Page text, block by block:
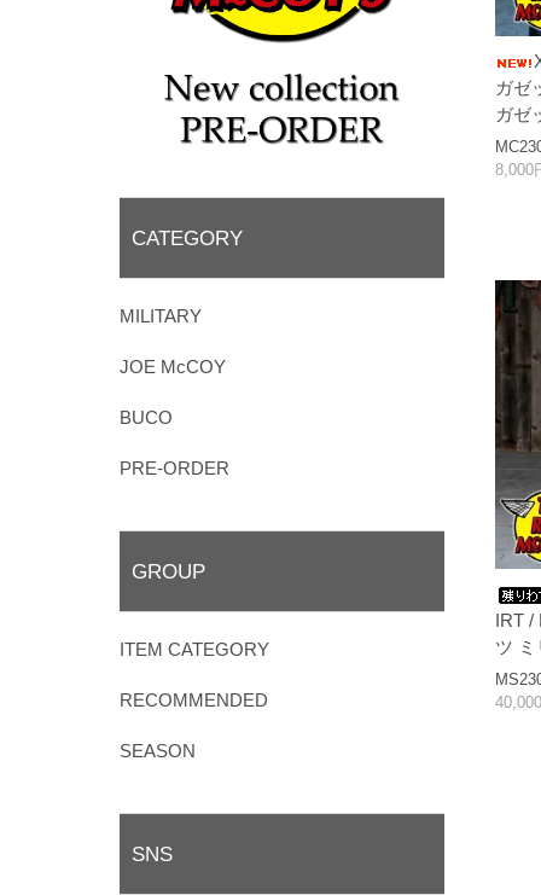
ガゼ
ガゼ
8,000
IRT /
ツ
CATEGORY
MILITARY
JOE McCOY
BUCO
PRE-ORDER
GROUP
ITEM CATEGORY
RECOMMENDED
SEASON
SNS